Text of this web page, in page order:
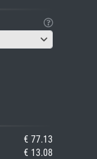
€ 77.13
€ 13.08